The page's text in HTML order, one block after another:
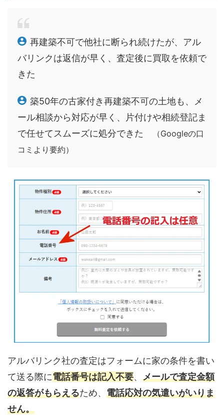
再建築不可で他社に断られ続けたが、アル
バリンクは返信が早く、査定後に買取を依頼で
きた
築50年の古家付き再建築不可の土地も、メ
ール相談から対応が早く、片付けや相続登記ま
で任せてスムーズに処分できた
（Googleの口
コミより要約）
アルバリンク社の査定はフォームに家の条件を書い
て送る際に電話番号は記入不要、 メールで査定金額
の返答がもらえるため、 電話応対の気遣いがいりま
せん。